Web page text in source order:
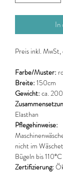
In
Preis inkl. MwSt,
Farbe/Muster:
Breite: 150cm
Gewicht: ca.
Elasthan
Pflegehinweise:
nicht im
Bügeln bis 110°C
Zertifizierung: